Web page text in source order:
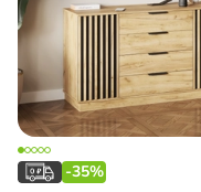
-35%